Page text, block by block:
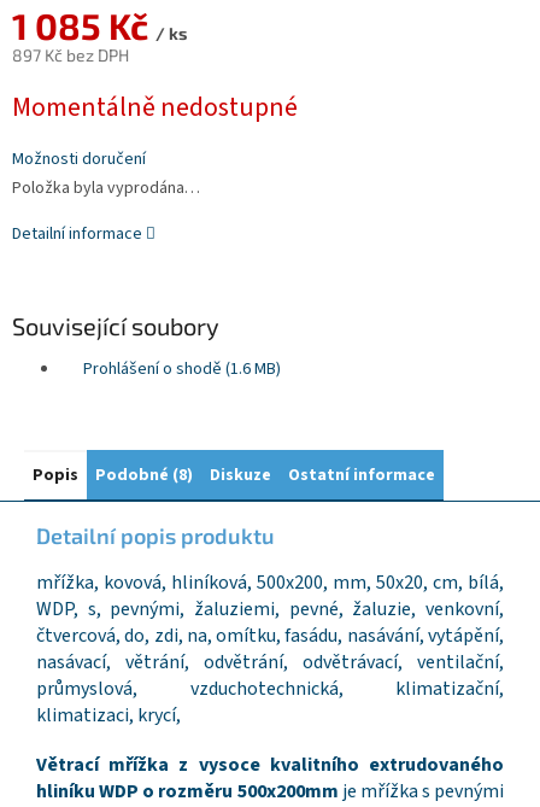
1 085 Kč / ks
897 Kč bez DPH
cena:
Momentálně nedostupné
Možnosti doručení
Položka byla vyprodána…
Detailní informace
Související soubory
Prohlášení o shodě (1.6 MB)
Popis Podobné (8) Diskuze Ostatní informace
Detailní popis produktu
mřížka, kovová, hliníková, 500x200, mm, 50x20, cm, bílá,
WDP, s, pevnými, žaluziemi, pevné, žaluzie, venkovní,
čtvercová, do, zdi, na, omítku, fasádu, nasávání, vytápění,
nasávací, větrání, odvětrání, odvětrávací, ventilační,
průmyslová, vzduchotechnická, klimatizační,
klimatizaci, krycí,
Větrací mřížka z vysoce kvalitního extrudovaného
hliníku WDP o rozměru 500x200mm je mřížka s pevnými